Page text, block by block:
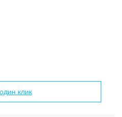
клик